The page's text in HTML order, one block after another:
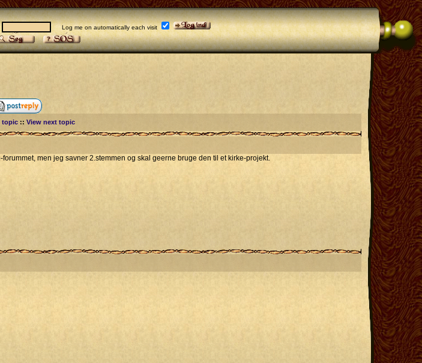
Log me on automatically each visit
topic::View next topic
men jeg savner 2.stemmen og skal geerne bruge den til et kirke-projekt.